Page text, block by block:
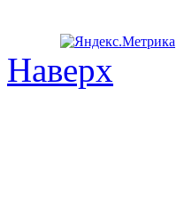
Наверх